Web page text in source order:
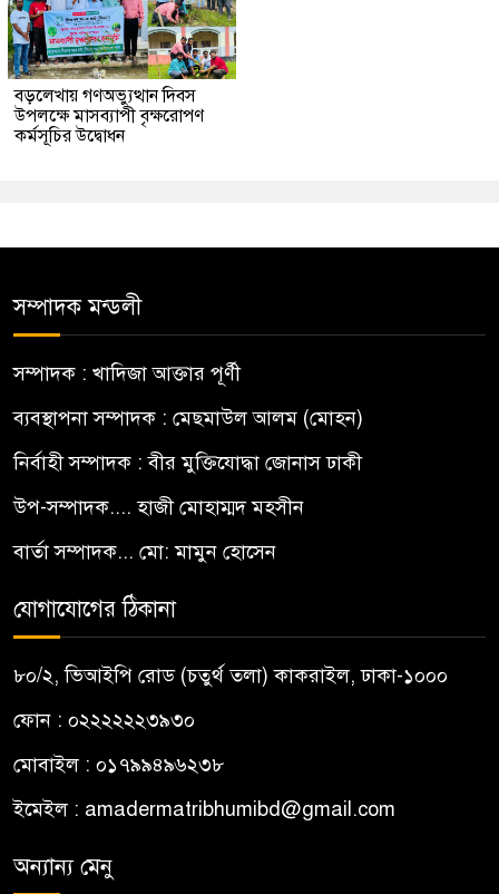
বড়লেখায় গণঅভ্যুত্থান দিবস
উপলক্ষে মাসব্যাপী বৃক্ষরোপণ
কর্মসূচির উদ্বোধন
সম্পাদক মন্ডলী
সম্পাদক : খাদিজা আক্তার পূর্ণী
ব্যবস্থাপনা সম্পাদক : মেছমাউল আলম (মোহন)
নির্বাহী সম্পাদক : বীর মুক্তিযোদ্ধা জোনাস ঢাকী
উপ-সম্পাদক.... হাজী মোহাম্মদ মহসীন
বার্তা সম্পাদক... মো: মামুন হোসেন
যোগাযোগের ঠিকানা
৮০/২, ভিআইপি রোড (চতুর্থ তলা) কাকরাইল, ঢাকা-১০০০
ফোন : ০২২২২২২৩৯৩০
মোবাইল : ০১৭৯৯৪৯৬২৩৮
ইমেইল : amadermatribhumibd@gmail.com
অন্যান্য মেনু